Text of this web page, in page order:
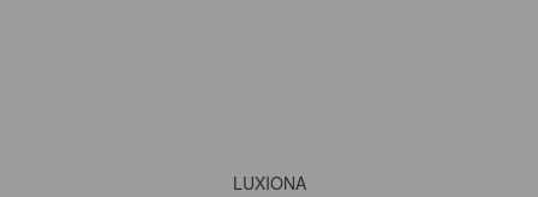
Į KREPŠELĮ
LUXIONA